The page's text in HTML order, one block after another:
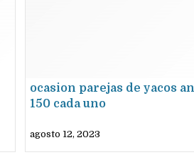
ocasion parejas de yacos
150 cada uno
agosto 12, 2023